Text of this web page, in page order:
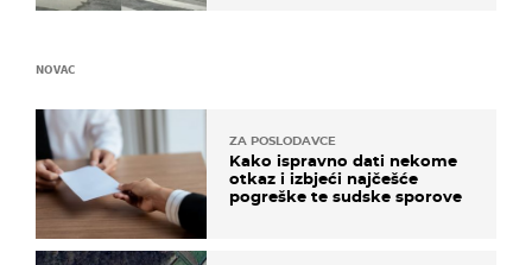
NOVAC
ZA POSLODAVCE
Kako ispravno dati nekome
otkaz i izbjeći najčešće
pogreške te sudske sporove